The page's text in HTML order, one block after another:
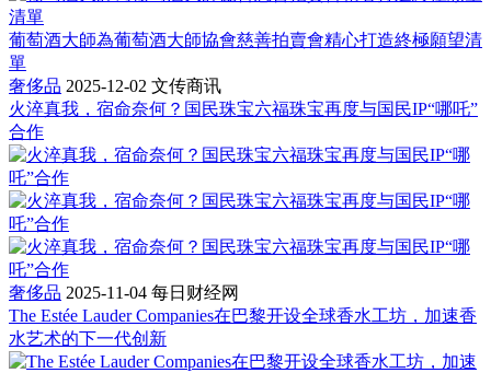
葡萄酒大師為葡萄酒大師協會慈善拍賣會精心打造終極願望清
單
奢侈品 2025-12-02 文传商讯
火淬真我，宿命奈何？国民珠宝六福珠宝再度与国民IP“哪吒”
合作
奢侈品 2025-11-04 每日财经网
The Estée Lauder Companies在巴黎开设全球香水工坊，加速香
水艺术的下一代创新